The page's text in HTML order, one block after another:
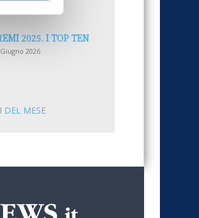
2025. I TOP TEN
2026
DEL MESE